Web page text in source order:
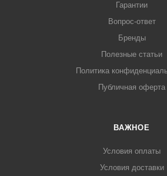
Гарантии
Вопрос-ответ
Бренды
Полезные статьи
Политика
Публичная оферта
ВАЖНОЕ
Условия оплаты
Условия доставки